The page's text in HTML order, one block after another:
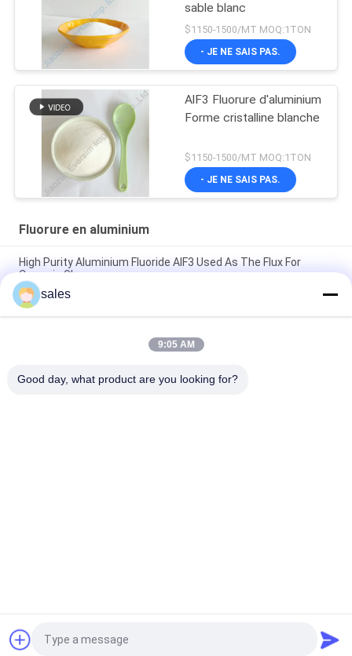
sable blanc
$1150-1500/MT MOQ:1TON
- JE NE SAIS PAS.
AlF3 Fluorure d'aluminium
Forme cristalline blanche
$1150-1500/MT MOQ:1TON
- JE NE SAIS PAS.
Fluorure en aluminium
High Purity Aluminium Fluoride AlF3 Used As The Flux For
Ceramic Glaze
Matériau de base chimique Fluorure d'aluminium 7784-18-1
pour les fluides de soudage dans la soudure des métaux
Produit chimique blanc sableux CAS7784-18-1 AlF3 Fluorure
Demandez un devis
sales
9:05 AM
Good day, what product are you looking for?